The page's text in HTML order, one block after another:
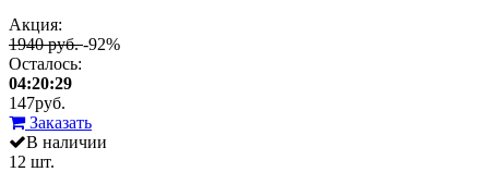
Акция:
1940 руб.-92%
Осталось:
04:20:29
147руб.
Заказать
В наличии
12 шт.